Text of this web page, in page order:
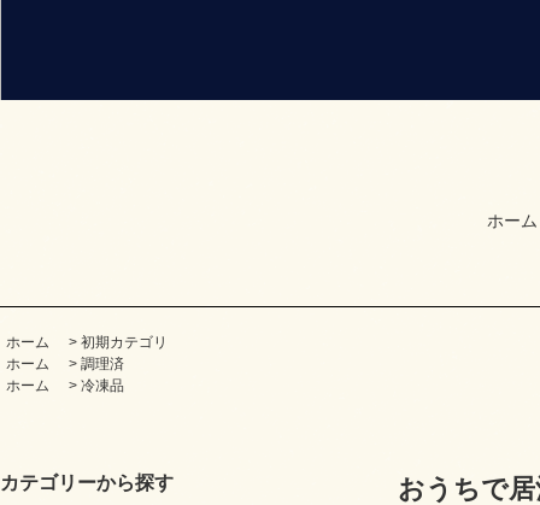
ホーム
ホーム > 初期カテゴリ
ホーム
> 調理済
ホーム
> 冷凍品
カテゴリーから探す おうちで